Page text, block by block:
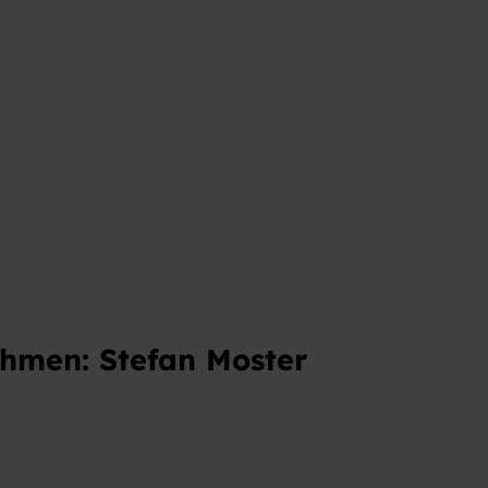
Stefan Moster